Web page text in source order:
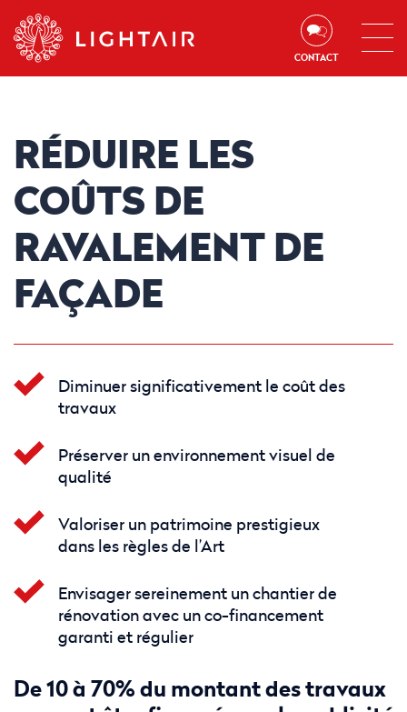
Aller au contenu Aller à la recherche
CONTACT
RÉDUIRE LES
COÛTS DE
RAVALEMENT DE
FAÇADE
Diminuer significativement le coût des
travaux
Préserver un environnement visuel de
qualité
Valoriser un patrimoine prestigieux
dans les règles de l’Art
Envisager sereinement un chantier de
rénovation avec un co-financement
garanti et régulier
De 10 à 70% du montant des travaux